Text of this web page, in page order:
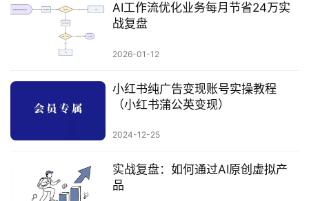
AI工作流优化业务每月节省24万实
战复盘
2026-01-12
小红书纯广告变现账号实操教程
（小红书蒲公英变现）
2024-12-25
实战复盘：如何通过AI原创虚拟产
品